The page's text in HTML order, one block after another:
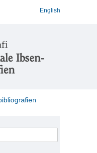
English
Ibsen-